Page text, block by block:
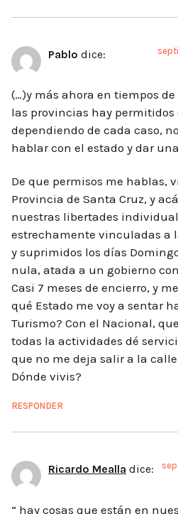
Pablo dice:
(…)y más ahora en tiempos
las provincias hay
dependiendo de cada caso,
hablar con el estado y dar
De que permisos me hablas,
Provincia de Santa Cruz, y
nuestras libertades
estrechamente vinculadas a
y suprimidos los días
nula, atada a un gobierno
Casi 7 meses de encierro, y
qué Estado me voy a sentar
Turismo? Con el Nacional,
todas la actividades dé
que no me deja salir a la
Dónde vivis?
RESPONDER
Ricardo Mealla dice:
“ hay cosas que están en